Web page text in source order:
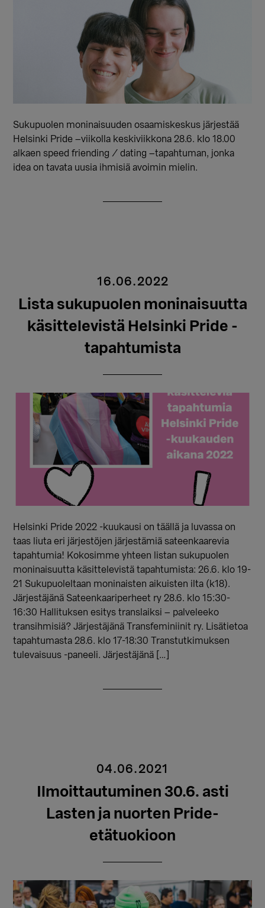
Sukupuolen moninaisuuden osaamiskeskus järjestää
Helsinki Pride –viikolla keskiviikkona 28.6. klo 18.00
alkaen speed friending / dating –tapahtuman, jonka
idea on tavata uusia ihmisiä avoimin mielin.
16.06.2022
Lista sukupuolen moninaisuutta
käsittelevistä Helsinki Pride -
tapahtumista
Helsinki Pride 2022 -kuukausi on täällä ja luvassa on
taas liuta eri järjestöjen järjestämiä sateenkaarevia
tapahtumia! Kokosimme yhteen listan sukupuolen
moninaisuutta käsittelevistä tapahtumista: 26.6. klo 19-
21 Sukupuoleltaan moninaisten aikuisten ilta (k18).
Järjestäjänä Sateenkaariperheet ry 28.6. klo 15:30-
16:30 Hallituksen esitys translaiksi – palveleeko
transihmisiä? Järjestäjänä Transfeminiinit ry. Lisätietoa
tapahtumasta 28.6. klo 17-18:30 Transtutkimuksen
tulevaisuus -paneeli. Järjestäjänä […]
04.06.2021
Ilmoittautuminen 30.6. asti
Lasten ja nuorten Pride-
etätuokioon